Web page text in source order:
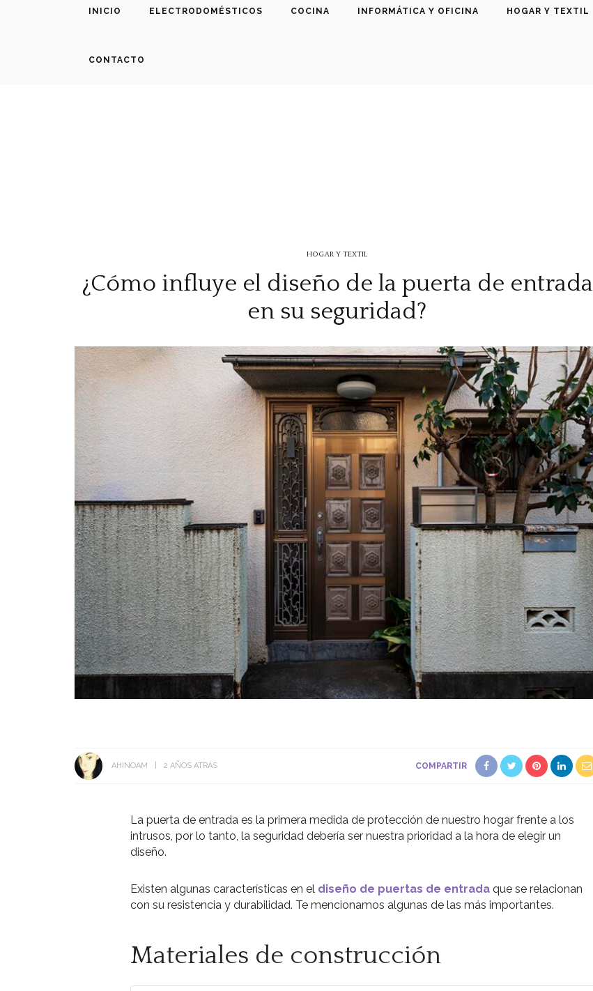
INICIO ELECTRODOMÉSTICOS COCINA INFORMÁTICA Y OFICINA HOGAR Y TEXTIL
CONTACTO
HOGAR Y TEXTIL
¿Cómo influye el diseño de la puerta de entrada
en su seguridad?
AHINOAM 2 AÑOS ATRÁS COMPARTIR
La puerta de entrada es la primera medida de protección de nuestro hogar frente a los
intrusos, por lo tanto, la seguridad debería ser nuestra prioridad a la hora de elegir un
diseño.
Existen algunas características en el diseño de puertas de entrada que se relacionan
con su resistencia y durabilidad. Te mencionamos algunas de las más importantes.
Materiales de construcción